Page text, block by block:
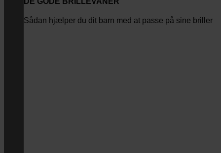
Sådan hjælper du dit barn med at passe på sine briller